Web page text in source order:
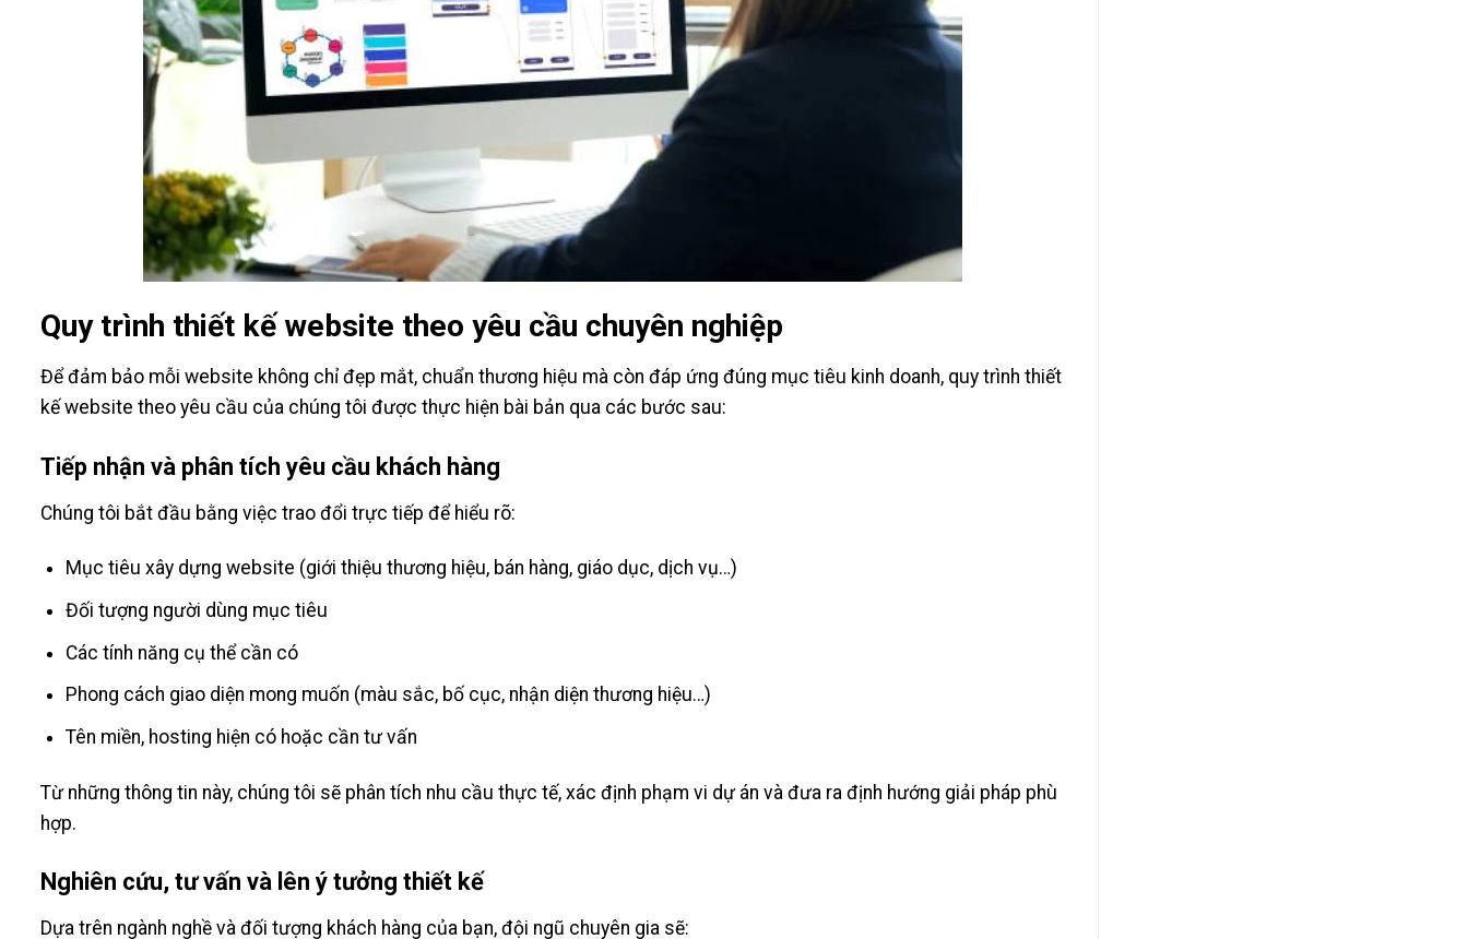
Quy trình thiết kế website theo yêu cầu chuyên nghiệp
Để đảm bảo mỗi website không chỉ đẹp mắt, chuẩn thương hiệu mà còn đáp ứng đúng mục tiêu kinh doanh, quy trình thiết
kế website theo yêu cầu của chúng tôi được thực hiện bài bản qua các bước sau:
Tiếp nhận và phân tích yêu cầu khách hàng
Chúng tôi bắt đầu bằng việc trao đổi trực tiếp để hiểu rõ:
Mục tiêu xây dựng website (giới thiệu thương hiệu, bán hàng, giáo dục, dịch vụ…)
Đối tượng người dùng mục tiêu
Các tính năng cụ thể cần có
Phong cách giao diện mong muốn (màu sắc, bố cục, nhận diện thương hiệu…)
Tên miền, hosting hiện có hoặc cần tư vấn
Từ những thông tin này, chúng tôi sẽ phân tích nhu cầu thực tế, xác định phạm vi dự án và đưa ra định hướng giải pháp phù
hợp.
Nghiên cứu, tư vấn và lên ý tưởng thiết kế
Dựa trên ngành nghề và đối tượng khách hàng của bạn, đội ngũ chuyên gia sẽ: